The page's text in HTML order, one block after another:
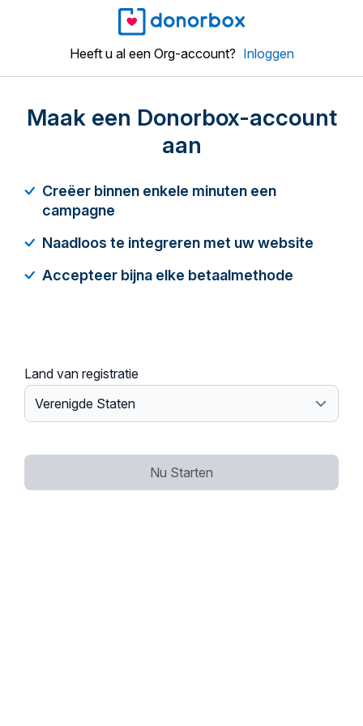
Heeft u al een Org-account? Inloggen
Maak een Donorbox-account
aan
Creëer binnen enkele minuten een
campagne
Naadloos te integreren met uw website
Accepteer bijna elke betaalmethode
Land van registratie
Nu Starten